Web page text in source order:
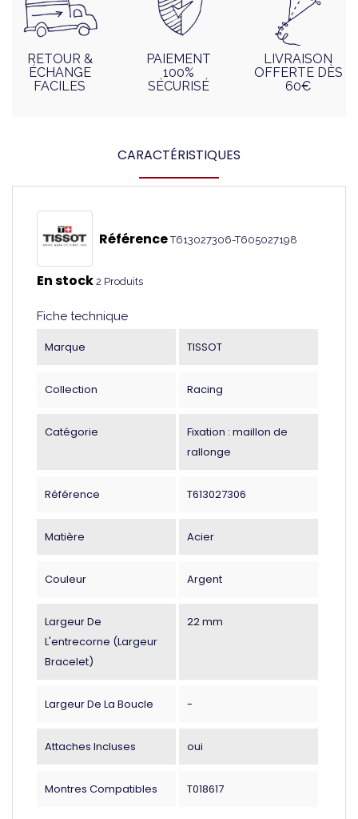
RETOUR &
ÉCHANGE
FACILES
PAIEMENT
100%
SÉCURISÉ
LIVRAISON
OFFERTE DÈS
60€
CARACTÉRISTIQUES
Référence T613027306-T605027198
En stock 2 Produits
Fiche technique
Marque TISSOT
Collection Racing
Catégorie
Fixation : maillon de
rallonge
Référence T613027306
Matière Acier
Couleur Argent
Largeur De
L'entrecorne (largeur
Bracelet)
22 mm
Largeur De La Boucle -
Attaches Incluses oui
Montres Compatibles T018617